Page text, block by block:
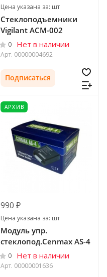
Цена указана за: шт
Стеклоподъемники
Vigilant ACM-002
0 Нет в наличии
Арт. 00000004692
Подписаться
АРХИВ
990 ₽
Цена указана за: шт
Модуль упр.
стеклопод.Cenmax AS-4
0 Нет в наличии
Арт. 00000001636